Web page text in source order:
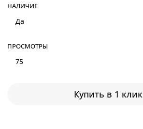
Купить в 1 клик
НАЛИЧИЕ
Да
ПРОСМОТРЫ
75